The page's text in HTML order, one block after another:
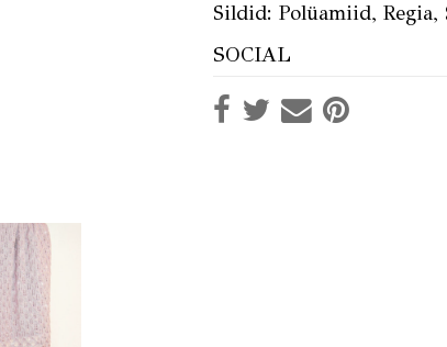
Sildid: Polüamiid, Regia,
SOCIAL